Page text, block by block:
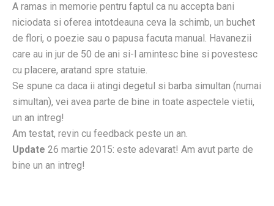
A ramas in memorie pentru faptul ca nu accepta bani
niciodata si oferea intotdeauna ceva la schimb, un buchet
de flori, o poezie sau o papusa facuta manual. Havanezii
care au in jur de 50 de ani si-l amintesc bine si povestesc
cu placere, aratand spre statuie.
Se spune ca daca ii atingi degetul si barba simultan (numai
simultan), vei avea parte de bine in toate aspectele vietii,
un an intreg!
Am testat, revin cu feedback peste un an.
Update 26 martie 2015: este adevarat! Am avut parte de
bine un an intreg!